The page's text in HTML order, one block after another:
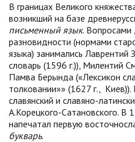
В границах Великого
возникший на базе
письменный язык. Вопросами
разновидности (нормами
языка) занимались Лаврентий
словарь (1596 г.)), Милентий
Памва Берында («Лексикон
толковании»» (1627 г.,
славянский и славяно-
А.Корецкого-Сатановского.
напечатал первую
букварь.